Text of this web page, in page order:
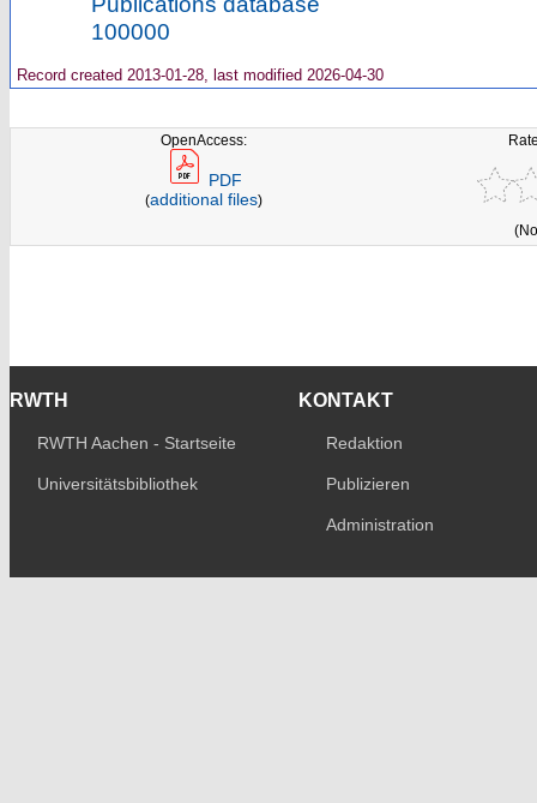
100000
Record created 2013-01-28, last modified 2026-04-30
OpenAccess:
PDF
(additional files)
RWTH
RWTH Aachen - Startseite
Universitätsbibliothek
KONTAKT
Redaktion
Publizieren
Administration